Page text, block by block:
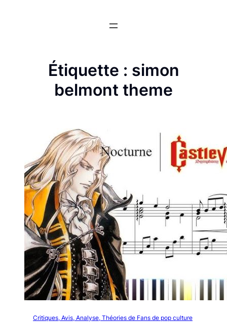
Étiquette : simon
belmont theme
Critiques, Avis, Analyse, Théories de Fans de pop culture